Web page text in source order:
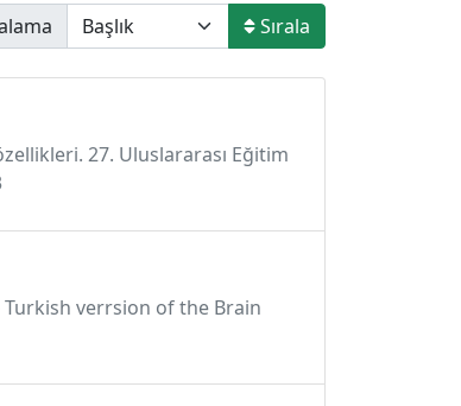
Sırala
27. Uluslararası Eğitim
Turkish verrsion of the Brain